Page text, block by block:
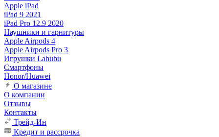
Apple iPad
iPad 9 2021
iPad Pro 12.9 2020
Наушники и гарнитуры
Apple Airpods 4
Apple Airpods Pro 3
Игрушки Labubu
Смартфоны
Honor/Huawei
О магазине
О компании
Отзывы
Контакты
Трейд-Ин
Кредит и рассрочка